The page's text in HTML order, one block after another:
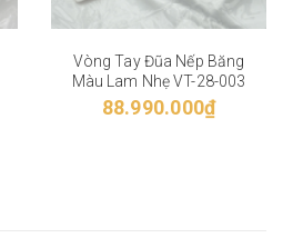
Vòng Tay Đũa Nếp Băng
Màu Lam Nhẹ VT-28-003
88.990.000₫